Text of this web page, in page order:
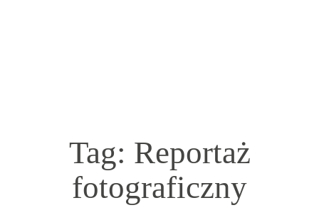
HOME
Tag: Reportaż
fotograficzny